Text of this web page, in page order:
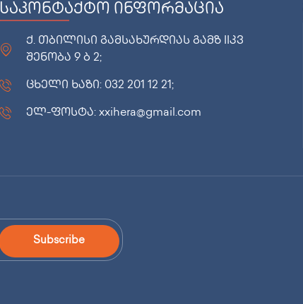
საკონტაქტო ინფორმაცია
ქ. თბილისი გამსახურდიას გამზ IIკვ
შენობა 9 ბ 2;
ცხელი ხაზი: 032 201 12 21;
ელ-ფოსტა: xxihera@gmail.com
Subscribe